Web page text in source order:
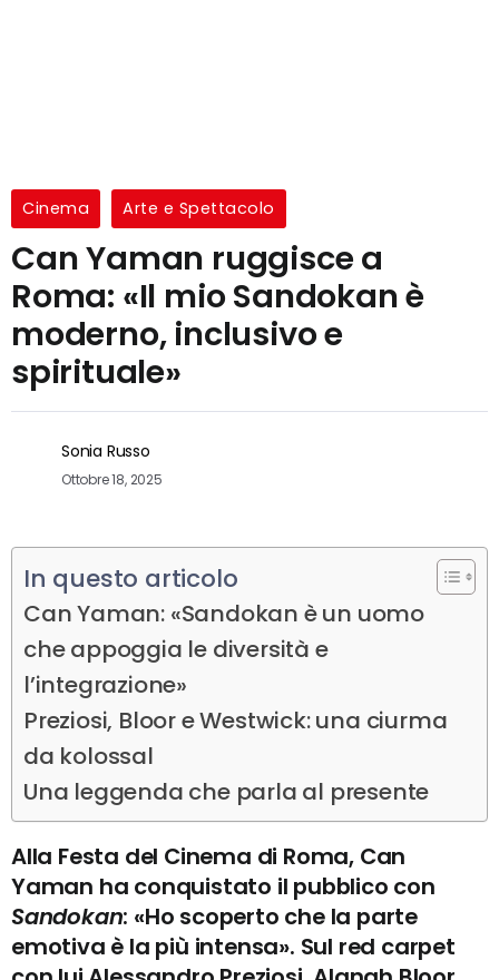
Cinema Arte e Spettacolo
Can Yaman ruggisce a
Roma: «Il mio Sandokan è
moderno, inclusivo e
spirituale»
Sonia Russo
Ottobre 18, 2025
In questo articolo
Can Yaman: «Sandokan è un uomo
che appoggia le diversità e
l’integrazione»
Preziosi, Bloor e Westwick: una ciurma
da kolossal
Una leggenda che parla al presente
Alla Festa del Cinema di Roma, Can
Yaman ha conquistato il pubblico con
Sandokan: «Ho scoperto che la parte
emotiva è la più intensa». Sul red carpet